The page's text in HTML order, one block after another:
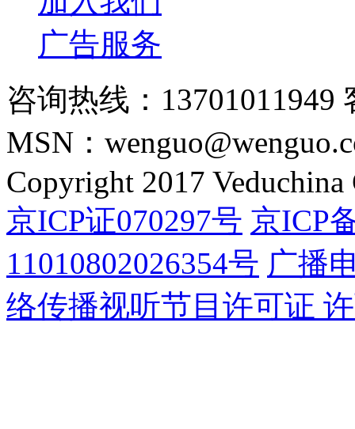
广告服务
咨询热线：13701011949
MSN：
Copyright 2017
京ICP证070297号 京ICP
11010802026354号 广播
络传播视听节目许可证